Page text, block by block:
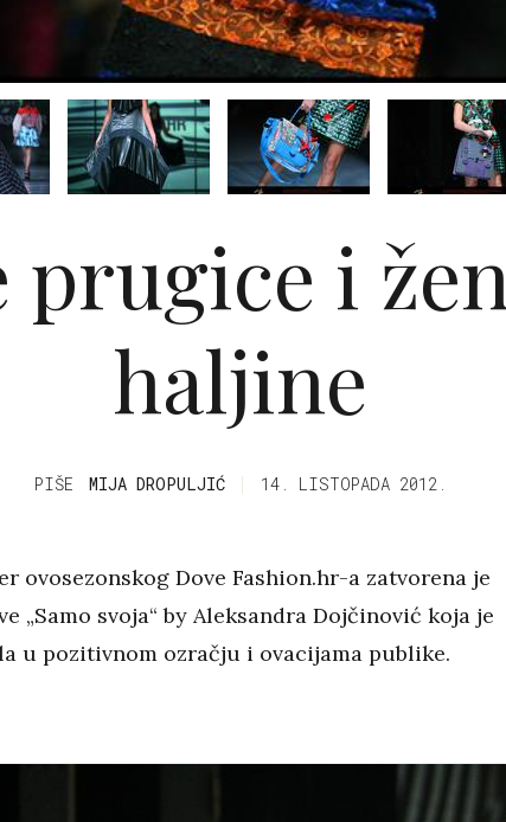
prugice i
haljine
PIŠE MIJA DROPULJIĆ 14. LISTOPADA 2012.
ovosezonskog Dove Fashion.hr-a zatvorena je
„Samo svoja“ by Aleksandra Dojčinović koja je
u pozitivnom ozračju i ovacijama publike.